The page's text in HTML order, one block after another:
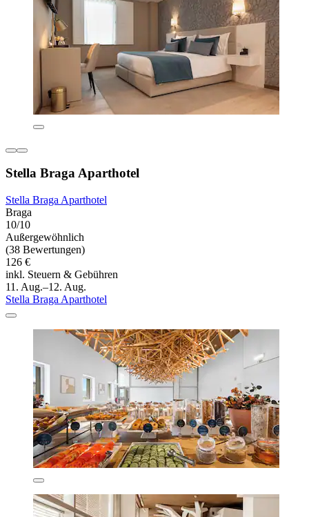
Stella Braga Aparthotel
Stella Braga Aparthotel
Braga
10/10
Außergewöhnlich
(38 Bewertungen)
126 €
inkl. Steuern & Gebühren
11. Aug.–12. Aug.
Stella Braga Aparthotel